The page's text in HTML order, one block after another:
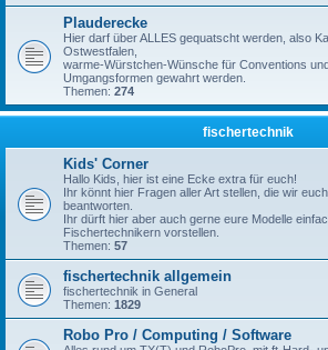
Plauderecke
Hier darf über ALLES gequatscht werden, also
Ostwestfalen,
warme-Würstchen-Wünsche für Conventions
Umgangsformen gewahrt werden.
Themen: 274
fischertechnik
Kids' Corner
Hallo Kids, hier ist eine Ecke extra für euch!
Ihr könnt hier Fragen aller Art stellen, die wir
beantworten.
Ihr dürft hier aber auch gerne eure Modelle
Fischertechnikern vorstellen.
Themen: 57
fischertechnik allgemein
fischertechnik in General
Themen: 1829
Robo Pro / Computing / Software